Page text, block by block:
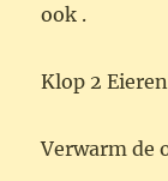
ook .
Klop 2
Verwarm de